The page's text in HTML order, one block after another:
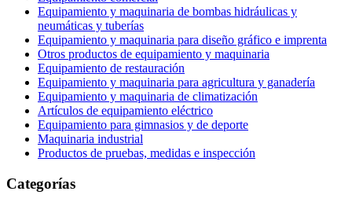
Equipamiento y maquinaria de bombas hidráulicas y
neumáticas y tuberías
Equipamiento y maquinaria para diseño gráfico e imprenta
Otros productos de equipamiento y maquinaria
Equipamiento de restauración
Equipamiento y maquinaria para agricultura y ganadería
Equipamiento y maquinaria de climatización
Artículos de equipamiento eléctrico
Equipamiento para gimnasios y de deporte
Maquinaria industrial
Productos de pruebas, medidas e inspección
Categorías